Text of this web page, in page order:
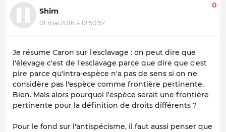
Shim
01 mai 2016 à 12:50:57
0
Je résume Caron sur l'esclavage : on peut dire que
l'élevage c'est de l'esclavage parce que dire que c'est
pire parce qu'intra-espèce n'a pas de sens si on ne
considère pas l'espèce comme frontière pertinente.
Bien. Mais alors pourquoi l'espèce serait une frontière
pertinente pour la définition de droits différents ?
Pour le fond sur l'antispécisme, il faut aussi penser que